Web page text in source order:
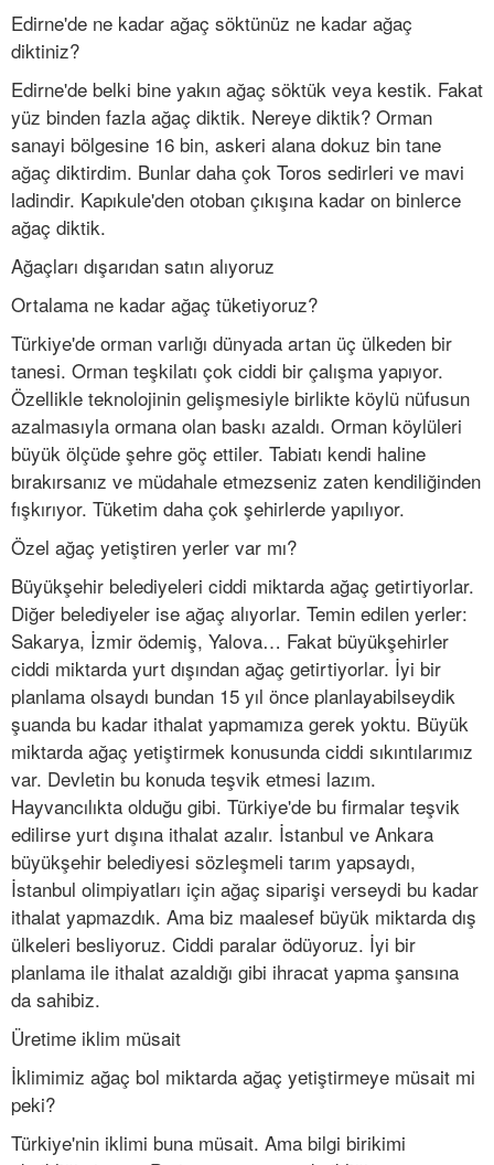
Edirne'de ne kadar ağaç söktünüz ne kadar ağaç
diktiniz?
Edirne'de belki bine yakın ağaç söktük veya kestik. Fakat
yüz binden fazla ağaç diktik. Nereye diktik? Orman
sanayi bölgesine 16 bin, askeri alana dokuz bin tane
ağaç diktirdim. Bunlar daha çok Toros sedirleri ve mavi
ladindir. Kapıkule'den otoban çıkışına kadar on binlerce
ağaç diktik.
Ağaçları dışarıdan satın alıyoruz
Ortalama ne kadar ağaç tüketiyoruz?
Türkiye'de orman varlığı dünyada artan üç ülkeden bir
tanesi. Orman teşkilatı çok ciddi bir çalışma yapıyor.
Özellikle teknolojinin gelişmesiyle birlikte köylü nüfusun
azalmasıyla ormana olan baskı azaldı. Orman köylüleri
büyük ölçüde şehre göç ettiler. Tabiatı kendi haline
bırakırsanız ve müdahale etmezseniz zaten kendiliğinden
fışkırıyor. Tüketim daha çok şehirlerde yapılıyor.
Özel ağaç yetiştiren yerler var mı?
Büyükşehir belediyeleri ciddi miktarda ağaç getirtiyorlar.
Diğer belediyeler ise ağaç alıyorlar. Temin edilen yerler:
Sakarya, İzmir ödemiş, Yalova… Fakat büyükşehirler
ciddi miktarda yurt dışından ağaç getirtiyorlar. İyi bir
planlama olsaydı bundan 15 yıl önce planlayabilseydik
şuanda bu kadar ithalat yapmamıza gerek yoktu. Büyük
miktarda ağaç yetiştirmek konusunda ciddi sıkıntılarımız
var. Devletin bu konuda teşvik etmesi lazım.
Hayvancılıkta olduğu gibi. Türkiye'de bu firmalar teşvik
edilirse yurt dışına ithalat azalır. İstanbul ve Ankara
büyükşehir belediyesi sözleşmeli tarım yapsaydı,
İstanbul olimpiyatları için ağaç siparişi verseydi bu kadar
ithalat yapmazdık. Ama biz maalesef büyük miktarda dış
ülkeleri besliyoruz. Ciddi paralar ödüyoruz. İyi bir
planlama ile ithalat azaldığı gibi ihracat yapma şansına
da sahibiz.
Üretime iklim müsait
İklimimiz ağaç bol miktarda ağaç yetiştirmeye müsait mi
peki?
Türkiye'nin iklimi buna müsait. Ama bilgi birikimi